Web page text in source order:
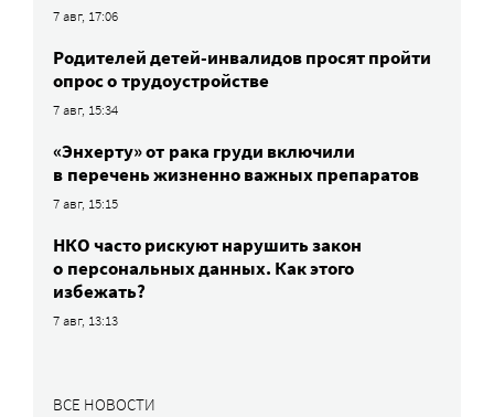
7 авг, 17:06
Родителей детей-инвалидов просят пройти
опрос о трудоустройстве
7 авг, 15:34
«Энхерту» от рака груди включили
в перечень жизненно важных препаратов
7 авг, 15:15
НКО часто рискуют нарушить закон
о персональных данных. Как этого
избежать?
7 авг, 13:13
ВСЕ НОВОСТИ